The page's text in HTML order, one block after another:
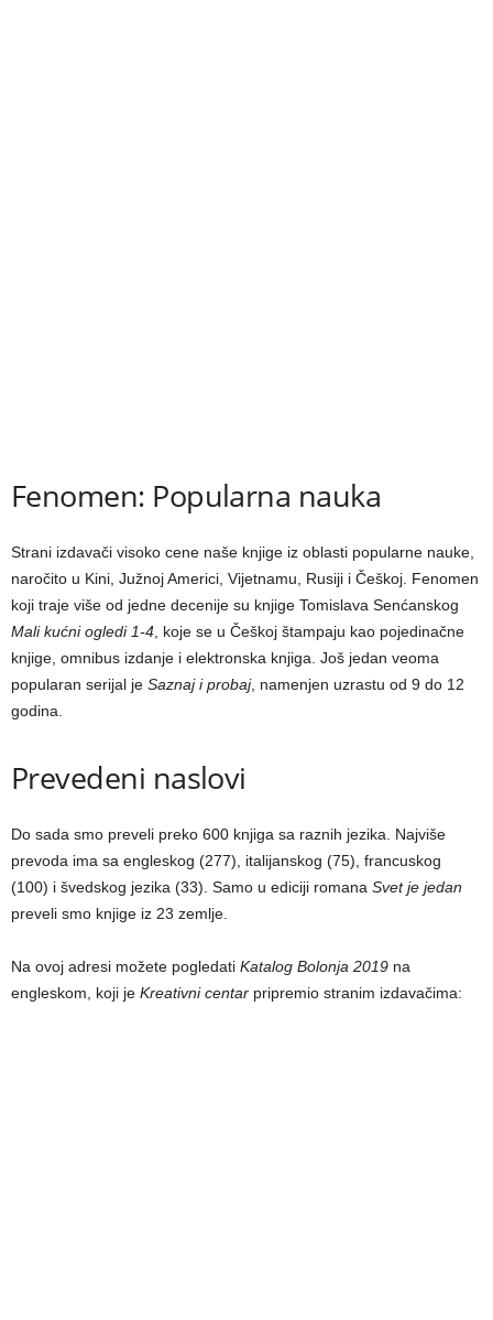
Fenomen: Popularna nauka
Strani izdavači visoko cene naše knjige iz oblasti popularne nauke,
naročito u Kini, Južnoj Americi, Vijetnamu, Rusiji i Češkoj. Fenomen
koji traje više od jedne decenije su knjige Tomislava Senćanskog
Mali kućni ogledi 1-4 , koje se u Češkoj štampaju kao pojedinačne
knjige, omnibus izdanje i elektronska knjiga. Još jedan veoma
popularan serijal je Saznaj i probaj, namenjen uzrastu od 9 do 12
godina.
Prevedeni naslovi
Do sada smo preveli preko 600 knjiga sa raznih jezika. Najviše
prevoda ima sa engleskog (277), italijanskog (75), francuskog
(100) i švedskog jezika (33). Samo u ediciji romana Svet je jedan
preveli smo knjige iz 23 zemlje.
Na ovoj adresi možete pogledati Katalog Bolonja 2019 na
engleskom, koji je Kreativni centar pripremio stranim izdavačima: